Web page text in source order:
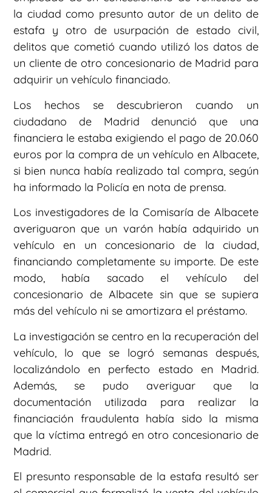
la ciudad como presunto autor de un delito de
estafa y otro de usurpación de estado civil,
delitos que cometió cuando utilizó los datos de
un cliente de otro concesionario de Madrid para
adquirir un vehículo financiado.
Los hechos se descubrieron cuando un
ciudadano de Madrid denunció que una
financiera le estaba exigiendo el pago de 20.060
euros por la compra de un vehículo en Albacete,
si bien nunca había realizado tal compra, según
ha informado la Policía en nota de prensa.
Los investigadores de la Comisaría de Albacete
averiguaron que un varón había adquirido un
vehículo en un concesionario de la ciudad,
financiando completamente su importe. De este
modo, había sacado el vehículo del
concesionario de Albacete sin que se supiera
más del vehículo ni se amortizara el préstamo.
La investigación se centro en la recuperación del
vehículo, lo que se logró semanas después,
localizándolo en perfecto estado en Madrid.
Además, se pudo averiguar que la
documentación utilizada para realizar la
financiación fraudulenta había sido la misma
que la víctima entregó en otro concesionario de
Madrid.
El presunto responsable de la estafa resultó ser